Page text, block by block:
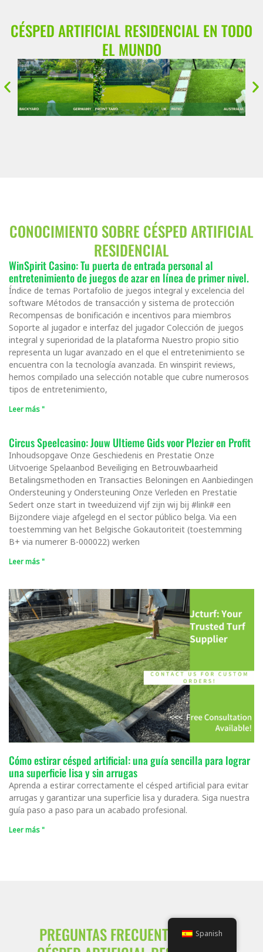
CÉSPED ARTIFICIAL RESIDENCIAL EN TODO
EL MUNDO
CONOCIMIENTO SOBRE CÉSPED ARTIFICIAL
RESIDENCIAL
WinSpirit Casino: Tu puerta de entrada personal al
entretenimiento de juegos de azar en línea de primer nivel.
Índice de temas Portafolio de juegos integral y excelencia del
software Métodos de transacción y sistema de protección
Recompensas de bonificación e incentivos para miembros
Soporte al jugador e interfaz del jugador Colección de juegos
integral y superioridad de la plataforma Nuestro propio sitio
representa un lugar avanzado en el que el entretenimiento se
encuentra con la tecnología avanzada. En winspirit reviews,
hemos compilado una selección notable que cubre numerosos
tipos de entretenimiento,
Leer más "
Circus Speelcasino: Jouw Ultieme Gids voor Plezier en Profit
Inhoudsopgave Onze Geschiedenis en Prestatie Onze
Uitvoerige Spelaanbod Beveiliging en Betrouwbaarheid
Betalingsmethoden en Transacties Beloningen en Aanbiedingen
Ondersteuning y Ondersteuning Onze Verleden en Prestatie
Sedert onze start in tweeduizend vijf zijn wij bij #link# een
Bijzondere viaje afgelegd en el sector público belga. Via een
toestemming van het Belgische Gokautoriteit (toestemming
B+ via numerer B-000022) werken
Leer más "
Cómo estirar césped artificial: una guía sencilla para lograr
una superficie lisa y sin arrugas
Aprenda a estirar correctamente el césped artificial para evitar
arrugas y garantizar una superficie lisa y duradera. Siga nuestra
guía paso a paso para un acabado profesional.
Leer más "
PREGUNTAS FRECUENTES SOBRE
Spanish